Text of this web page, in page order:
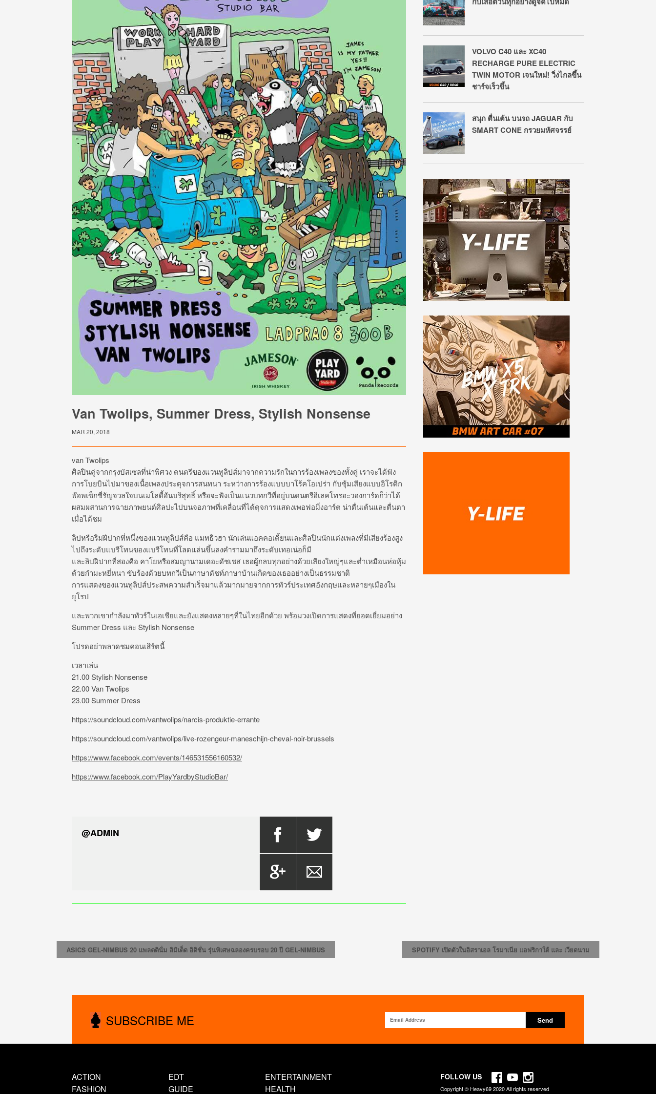
Van Twolips, Summer Dress, Stylish Nonsense
MAR 20, 2018
van Twolips
ศิลปินคู่จากกรุงบัสเซลที่น่าพิศวง ดนตรีของแวนทูลิปส์มาจากความรักในการร้องเพลงของทั้งคู่ เราจะได้ฟัง
การโบยบินไปมาของเนื้อเพลงประดุจการสนทนา ระหว่างการร้องแบบบาโร้คโอเปร่า กับซุ้มเสียงแบบอิโรติก
พ๊อพเซ็กซี่รัญจวลใจบนเมโลดี้อันบริสุทธิ์ หรือจะฟังเป็นแนวบทกวีที่อยู่บนดนตรีอิเลคโทรอะวองการ์ดก็ว่าได้
ผสมผสานการฉายภาพยนต์ศิลปะไปบนจอภาพที่เคลื่อนที่ได้ดุจการแสดงเพอฟอมิ่งอาร์ต น่าตื่นเต้นและตื่นตา
เมื่อได้ชม
ลิปหรือริมฝีปากที่หนึ่งของแวนทูลิปส์คือ แมทธิวฮา นักเล่นแอคคอเดี้ยนและศิลปินนักแต่งเพลงที่มีเสียงร้องสูง
ไปถึงระดับแบรีโทนของแบรีโทนที่โลดแล่นขึ้นลงคำรามมาถึงระดับเทอเน่อก็มี
และลิปฝีปากที่สองคือ คาโยหรือสมญานามเดอะดัชเชส เธอผู้กลบทุกอย่างด้วยเสียงใหญ่ๆและต่ำเหมือนห่อหุ้ม
ด้วยกำมะหยี่หนา ขับร้องด้วยบทกวีเป็นภาษาดัชท์ภาษาบ้านเกิดของเธออย่างเป็นธรรมชาติ
การแสดงของแวนทูลิปส์ประสพความสำเร็จมาแล้วมากมายจากการทัวร์ประเทศอังกฤษและหลายๆเมืองใน
ยุโรป
และพวกเขากำลังมาทัวร์ในเอเชียและยังแสดงหลายๆที่ในไทยอีกด้วย พร้อมวงเปิดการแสดงที่ยอดเยี่ยมอย่าง
Summer Dress และ Stylish Nonsense
โปรดอย่าพลาดชมคอนเสิร์ตนี้
เวลาเล่น
21.00 Stylish Nonsense
22.00 Van Twolips
23.00 Summer Dress
https://soundcloud.com/vantwolips/narcis-produktie-errante
https://soundcloud.com/vantwolips/live-rozengeur-maneschijn-cheval-noir-brussels
https://www.facebook.com/events/146531556160532/
https://www.facebook.com/PlayYardbyStudioBar/
@ADMIN
VOLVO C40 และ XC40
RECHARGE PURE ELECTRIC
TWIN MOTOR เจนใหม่! วิ่งไกลขึ้น
ชาร์จเร็วขึ้น
สนุก ตื่นเต้น บนรถ JAGUAR กับ
SMART CONE กรวยมหัศจรรย์
ASICS GEL-NIMBUS 20 แพลตตินั่ม ลิมิเต็ด อิดิชั่น รุ่นพิเศษฉลองครบรอบ 20 ปี GEL-NIMBUS SPOTIFY เปิดตัวในอิสราเอล โรมาเนีย แอฟริกาใต้ และ เวียดนาม
SUBSCRIBE ME
ACTION EDT
ENTERTAINMENT
FASHION
GUIDE HEALTH
FOLLOW US
Copyright © Heavy69 2020 All rights reserved